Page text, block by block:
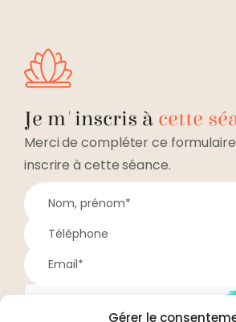
Gérer le
Je m'inscris à cette
Merci de compléter ce
inscrire à cette séance.